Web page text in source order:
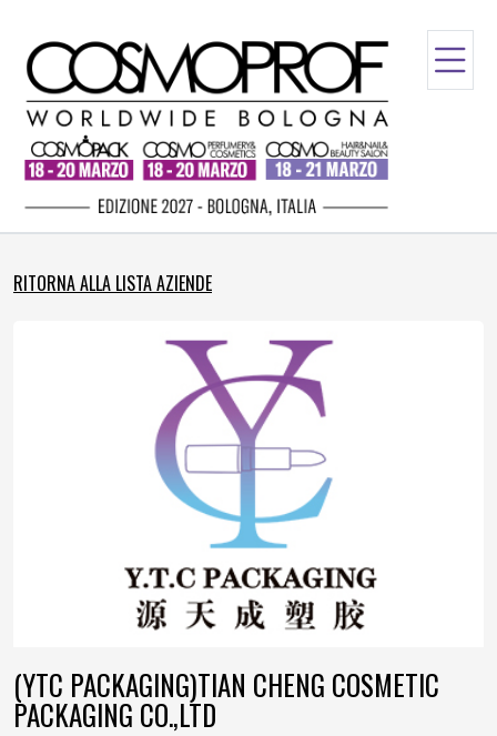
RITORNA ALLA LISTA AZIENDE
(YTC PACKAGING)TIAN CHENG COSMETIC
PACKAGING CO.,LTD